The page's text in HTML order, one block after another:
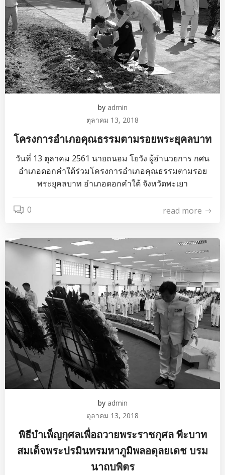
by admin
ตุลาคม 13, 2018
โครงการอำเภอคุณธรรมตามรอยพระยุคลบาท
วันที่ 13 ตุลาคม 2561 นายถนอม โยวัง ผู้อำนวยการ กศน
อำเภอดอกคำใต้ร่วมโครงการอำเภอคุณธรรมตามรอย
พระยุคลบาท อำเภอดอกคำใต้ จังหวัดพะเยา
0 read more
by admin
ตุลาคม 13, 2018
พิธีบำเพ็ญกุศลเพื่อถวายพระราชกุศล พีะบาท
สมเด็จพระปรมินทรมหาภูมิพลอดุลยเดช บรม
นาถบพิตร